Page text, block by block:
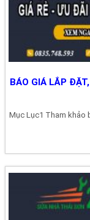
BÁO GIÁ LẮP
Mục Lục1 Tham khảo